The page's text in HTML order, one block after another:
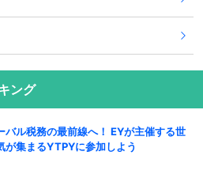
ング
バル税務の最前線へ！ EYが主催する世
が集まるYTPYに参加しよう